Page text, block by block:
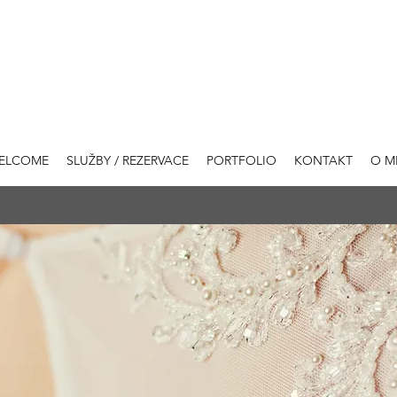
SLUŽBY / REZERVACE PORTFOLIO KONTAKT O